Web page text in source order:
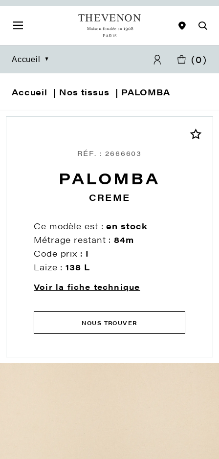
Accueil (0)
Accueil Nos tissus PALOMBA
RÉF. : 2666603
PALOMBA
CREME
Ce modèle est :en stock
Métrage restant :84m
Code prix : I
Laize :138 L
Voir la fiche technique
NOUS TROUVER